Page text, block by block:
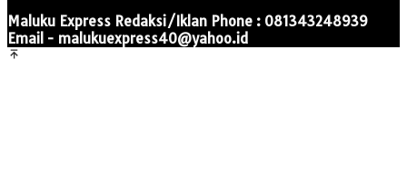
Maluku Express Redaksi/Iklan Phone : 081343248939
Email - malukuexpress40@yahoo.id